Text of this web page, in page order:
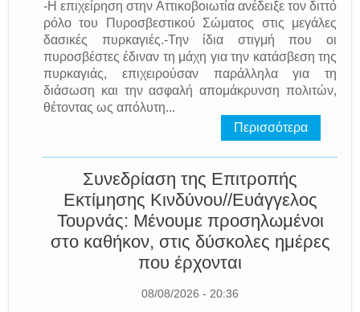
-Η επιχείρηση στην Αττικοβοιωτία ανέδειξε τον διττό
ρόλο του Πυροσβεστικού Σώματος στις μεγάλες
δασικές πυρκαγιές.-Την ίδια στιγμή που οι
πυροσβέστες έδιναν τη μάχη για την κατάσβεση της
πυρκαγιάς, επιχειρούσαν παράλληλα για τη
διάσωση και την ασφαλή απομάκρυνση πολιτών,
θέτοντας ως απόλυτη...
Περισσότερα
Συνεδρίαση της Επιτροπής
Εκτίμησης Κινδύνου//Ευάγγελος
Τουρνάς: Μένουμε προσηλωμένοι
στο καθήκον, στις δύσκολες ημέρες
που έρχονται
08/08/2026 - 20:36